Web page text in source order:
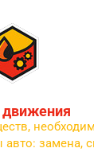
авто: замена,